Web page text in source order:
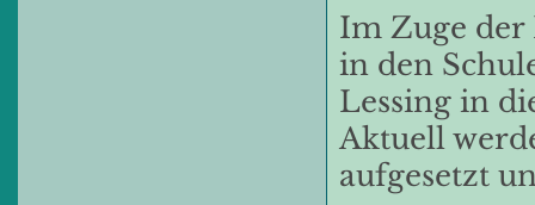
Im Zuge
in den
Lessing in
Aktuell
aufgesetzt